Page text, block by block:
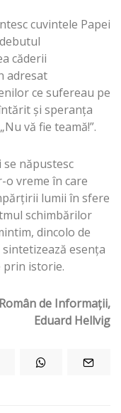
cuvintele Papei
căderii
adresat
ce sufereau pe
şi speranţa
vă fie teamă!”.
năpustesc
o vreme în care
lumii în sfere
schimbărilor
dincolo de
esenţa
prin istorie.
de Informaţii,
Eduard Hellvig